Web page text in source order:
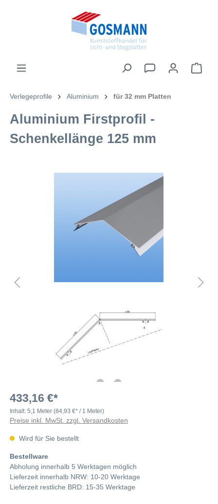
Verlegeprofile Aluminium für 32 mm Platten
Aluminium Firstprofil -
Schenkellänge 125 mm
433,16 €*
Inhalt: 5,1 Meter (84,93 €* / 1 Meter)
Preise inkl. MwSt. zzgl. Versandkosten
Wird für Sie bestellt
Bestellware
Abholung innerhalb 5 Werktagen möglich
Lieferzeit innerhalb NRW: 10-20 Werktage
Lieferzeit restliche BRD: 15-35 Werktage